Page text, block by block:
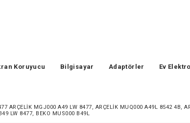
Koruyucu Bilgisayar Adaptörler Ev
ARÇELIK MGJ000 A49 LW 8477, ARÇELIK MUQ000 A49L 8542 4B,
LW 8477, BEKO MUS000 B49L